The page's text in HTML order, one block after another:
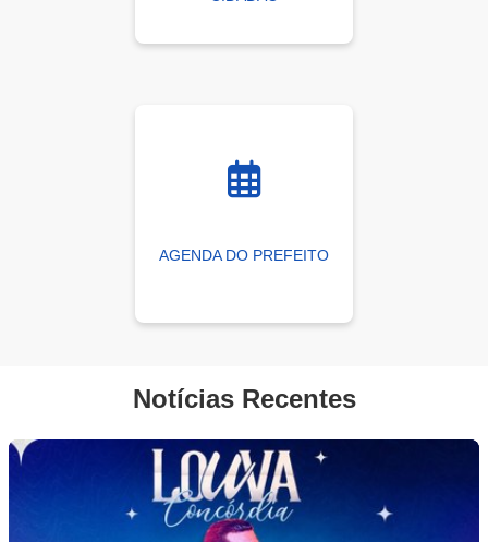
AGENDA DO PREFEITO
Notícias Recentes